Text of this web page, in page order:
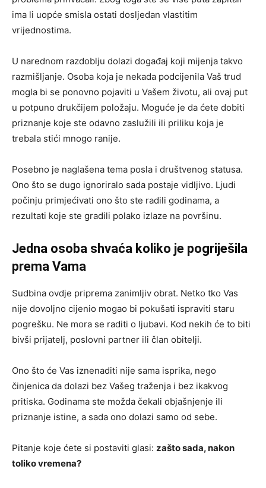
ima li uopće smisla ostati dosljedan vlastitim
vrijednostima.
U narednom razdoblju dolazi događaj koji mijenja takvo
razmišljanje. Osoba koja je nekada podcijenila Vaš trud
mogla bi se ponovno pojaviti u Vašem životu, ali ovaj put
u potpuno drukčijem položaju. Moguće je da ćete dobiti
priznanje koje ste odavno zaslužili ili priliku koja je
trebala stići mnogo ranije.
Posebno je naglašena tema posla i društvenog statusa.
Ono što se dugo ignoriralo sada postaje vidljivo. Ljudi
počinju primjećivati ono što ste radili godinama, a
rezultati koje ste gradili polako izlaze na površinu.
Jedna osoba shvaća koliko je pogriješila
prema Vama
Sudbina ovdje priprema zanimljiv obrat. Netko tko Vas
nije dovoljno cijenio mogao bi pokušati ispraviti staru
pogrešku. Ne mora se raditi o ljubavi. Kod nekih će to biti
bivši prijatelj, poslovni partner ili član obitelji.
Ono što će Vas iznenaditi nije sama isprika, nego
činjenica da dolazi bez Vašeg traženja i bez ikakvog
pritiska. Godinama ste možda čekali objašnjenje ili
priznanje istine, a sada ono dolazi samo od sebe.
Pitanje koje ćete si postaviti glasi: zašto sada, nakon
toliko vremena?